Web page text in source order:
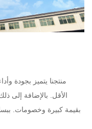
الأقل. بالإضافة إلى
بقيمة كبيرة وخصومات.